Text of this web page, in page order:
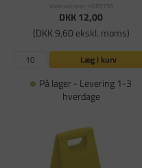
Varenummer: HER5736
DKK 12,00
(DKK 9,60 ekskl. moms)
Læg i kurv
På lager - Levering 1-3
hverdage